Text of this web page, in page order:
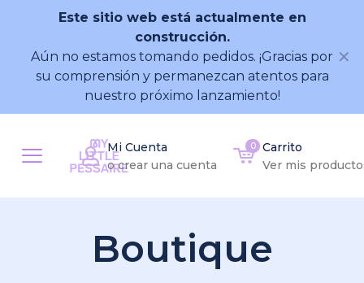
Este sitio web está actualmente en
construcción.
Aún no estamos tomando pedidos. ¡Gracias por
su comprensión y permanezcan atentos para
nuestro próximo lanzamiento!
✕
Mi Cuenta
o crear una cuenta
0
Carrito
Ver mis
Boutique